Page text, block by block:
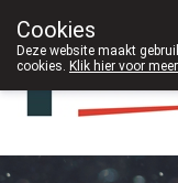
Cookies
Deze website maakt
cookies. Klik hier voor